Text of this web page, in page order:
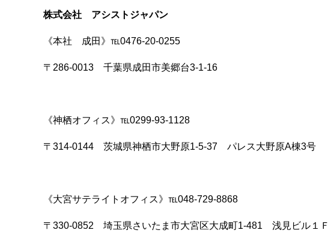
株式会社 アシストジャパン
《本社 成田》℡0476-20-0255
〒286-0013 千葉県成田市美郷台3-1-16
《神栖オフィス》℡0299-93-1128
〒314-0144 茨城県神栖市大野原1-5-37 パレス大野原A棟3号
《大宮サテライトオフィス》℡048-729-8868
〒330-0852 埼玉県さいたま市大宮区大成町1-481 浅見ビル１Ｆ